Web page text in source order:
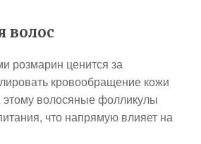
волос
розмарин ценится за
кровообращение кожи
этому волосяные фолликулы
что напрямую влияет на